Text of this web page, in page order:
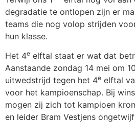
degradatie te ontlopen zijn er
teams die nog volop strijden
hun klasse.
Het 4e elftal staat er wat dat
Aanstaande zondag 14 mei om
uitwedstrijd tegen het 4e elftal
voor het kampioenschap. Bij
mogen zij zich tot kampioen
en leider Bram Vestjens